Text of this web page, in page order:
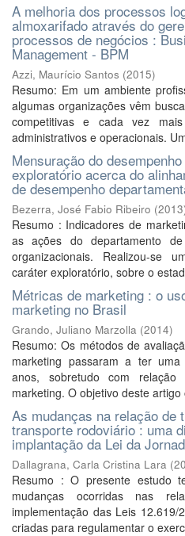
A melhoria dos processos
almoxarifado através do
processos de negócios :
Management - BPM
Azzi, Maurício Santos (2015)
Resumo: Em um ambiente
algumas organizações vêm
competitivas e cada vez
administrativos e operacionais.
Mensuração do
exploratório acerca do
de desempenho
Bezerra, José Fabio Ribeiro (2013
Resumo : Indicadores de
as ações do departamento
organizacionais. Realizou-se
caráter exploratório, sobre o
Métricas de marketing : o
marketing no Brasil
Grando, Juliano Marzolla (2014)
Resumo: Os métodos de
marketing passaram a ter
anos, sobretudo com
marketing. O objetivo deste
As mudanças na relação de
transporte rodoviário : uma
implantação da Lei da
Dallagrana, Carla Cristina Lara (
Resumo : O presente estudo
mudanças ocorridas nas
implementação das Leis
criadas para regulamentar o